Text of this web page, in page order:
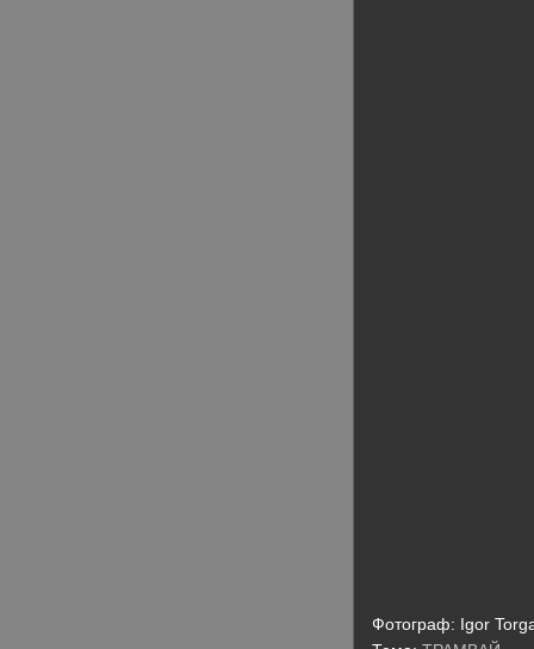
Фотограф: Igor